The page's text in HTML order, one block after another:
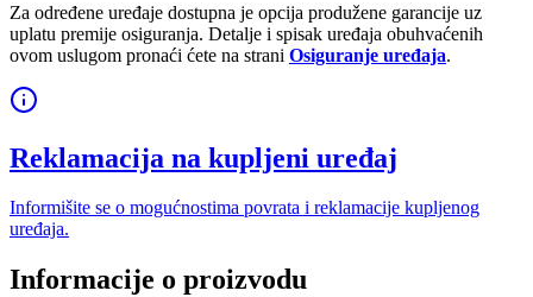
Za određene uređaje dostupna je opcija produžene garancije uz
uplatu premije osiguranja. Detalje i spisak uređaja obuhvaćenih
ovom uslugom pronaći ćete na strani Osiguranje uređaja.
Reklamacija na kupljeni uređaj
Informišite se o mogućnostima povrata i reklamacije kupljenog
uređaja.
Informacije o proizvodu